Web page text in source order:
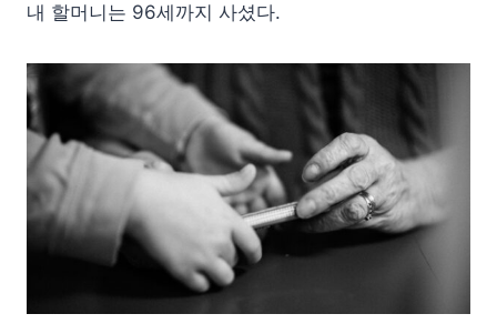
내 할머니는 96세까지 사셨다.